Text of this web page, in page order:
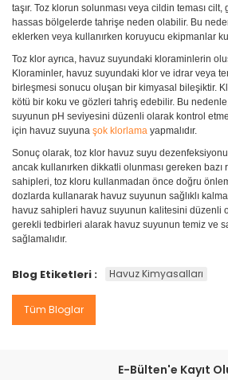
taşır. Toz klorun solunması veya cildin teması
hassas bölgelerde tahrişe neden olabilir. Bu
eklerken veya kullanırken koruyucu ekipmanlar
Toz klor ayrıca, havuz suyundaki kloraminlerin
Kloraminler, havuz suyundaki klor ve idrar veya
birleşmesi sonucu oluşan bir kimyasal bileşiktir.
kötü bir koku ve gözleri tahriş edebilir. Bu
suyunun pH seviyesini düzenli olarak kontrol
için havuz suyuna şok klorlama yapmalıdır.
Sonuç olarak, toz klor havuz suyu
ancak kullanırken dikkatli olunması gereken bazı
sahipleri, toz kloru kullanmadan önce doğru
dozlarda kullanarak havuz suyunun sağlıklı
havuz sahipleri havuz suyunun kalitesini düzenli
gerekli tedbirleri alarak havuz suyunun temiz ve
sağlamalıdır.
Blog Etiketleri : Havuz Kimyasalları
Tüm Bloglar
E-Bülten'e Kayıt